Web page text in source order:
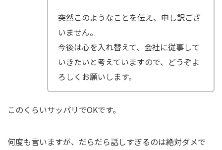
突然このようなことを伝え、申し訳ござ
いません。
今後は心を入れ替えて、会社に従事して
いきたいと考えていますので、どうぞよ
ろしくお願いします。
このくらいサッパリでOKです。
何度も言いますが、だらだら話しすぎるのは絶対ダメで